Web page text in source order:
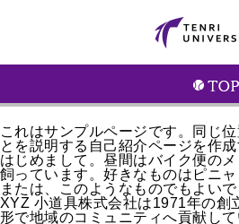
これはサンプルページです。同じ
とを説明する自己紹介ページを作
はじめまして。昼間はバイク便の
飼っています。好きなものはピニ
または、このようなものでもよいで
XYZ 小道具株式会社は1971年の創
形で地域のコミュニティへ貢献して